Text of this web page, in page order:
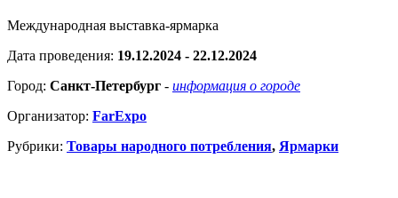
Международная выставка-ярмарка
Дата проведения: 19.12.2024 - 22.12.2024
Город: Санкт-Петербург - информация о городе
Организатор: FarExpo
Рубрики: Товары народного потребления, Ярмарки